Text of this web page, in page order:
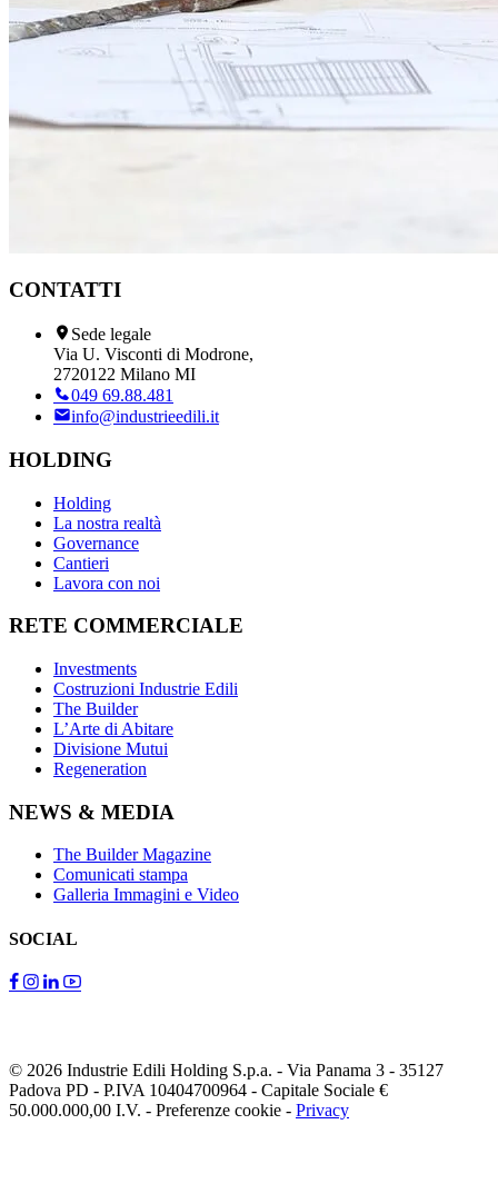
CONTATTI
Sede legale
Via U. Visconti di Modrone,
2720122 Milano MI
049 69.88.481
info@industrieedili.it
HOLDING
Holding
La nostra realtà
Governance
Cantieri
Lavora con noi
RETE COMMERCIALE
Investments
Costruzioni Industrie Edili
The Builder
L’Arte di Abitare
Divisione Mutui
Regeneration
NEWS & MEDIA
The Builder Magazine
Comunicati stampa
Galleria Immagini e Video
SOCIAL
© 2026 Industrie Edili Holding S.p.a. - Via Panama 3 - 35127
Padova PD - P.IVA 10404700964 - Capitale Sociale €
50.000.000,00 I.V. - Preferenze cookie - Privacy